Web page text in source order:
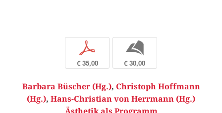
p
€ 35,00
b
€ 30,00
Barbara Büscher (Hg.), Christoph Hoffmann
(Hg.), Hans-Christian von Herrmann (Hg.)